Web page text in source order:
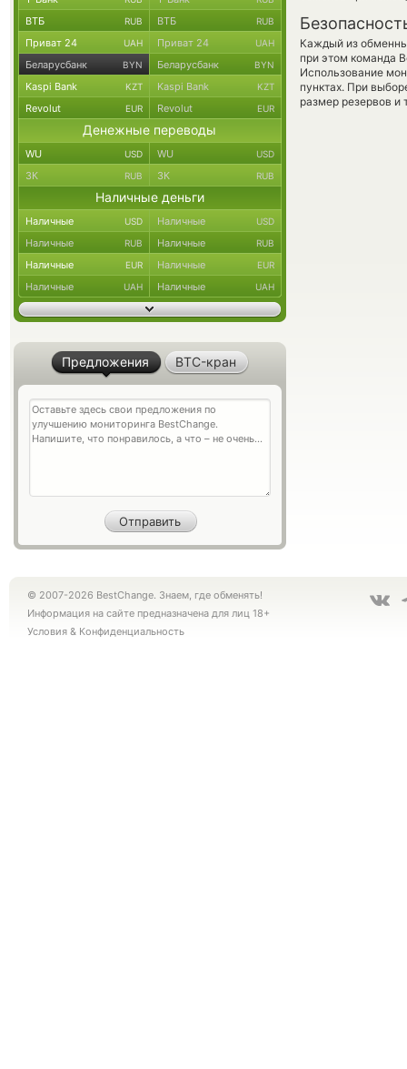
Каждый из
при этом команда
Использование
пунктах. При
размер резервов и
ВТБ RUB ВТБ RUB
Приват 24 UAH Приват 24 UAH
Беларусбанк BYN Беларусбанк BYN
Kaspi Bank KZT Kaspi Bank KZT
Revolut EUR Revolut EUR
Денежные переводы
WU USD WU USD
ЗК RUB ЗК RUB
Наличные деньги
Наличные USD Наличные USD
Наличные RUB Наличные RUB
Наличные EUR Наличные EUR
Наличные UAH Наличные UAH
Предложения BTC-кран
© 2007-2026 BestChange. Знаем, где обменять!
Информация на сайте предназначена для лиц 18+
Условия & Конфиденциальность